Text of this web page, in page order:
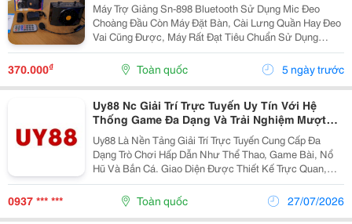
Máy Trợ Giảng Sn-898 Bluetooth Sử Dụng Mic Đeo
Choàng Đầu Còn Máy Đặt Bàn, Cài Lưng Quần Hay Đeo
Vai Cũng Được, Máy Rất Đạt Tiêu Chuẩn Sử Dụng
Ngoài Trời , Đáp Ứng Tốt Không Gian 40M2-80M2 .
Truyền Đạt Cho 10-40 Người Nghe. Máy Xài Pin Xạc,
370.000₫ Toàn quốc 5 ngày trước
Uy88 Nc Giải Trí Trực Tuyến Uy Tín Với Hệ
Thống Game Đa Dạng Và Trải Nghiệm Mượt
Mà
Uy88 Là Nền Tảng Giải Trí Trực Tuyến Cung Cấp Đa
Dạng Trò Chơi Hấp Dẫn Như Thể Thao, Game Bài, Nổ
Hũ Và Bắn Cá. Giao Diện Được Thiết Kế Trực Quan,
Thân Thiện Với Người Dùng Trên Cả Điện Thoại Và Máy
Tính. Hệ Thống Bảo Mật Hiện Đại Giúp Bảo Vệ Thông...
0937 *** *** Toàn quốc 27/07/2026